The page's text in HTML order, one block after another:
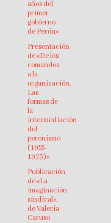
años del
primer
gobierno
de Perón»
Presentación
de «De los
comandos
a la
organización.
Las
formas de
la
intermediación
del
peronismo
(1955-
1973)»
Publicación
de «La
imaginación
sindical»,
de Valeria
Caruso